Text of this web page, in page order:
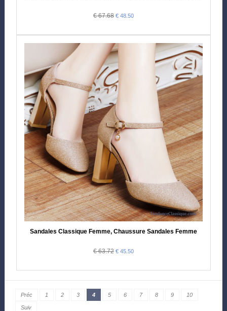
€ 67.68 € 48.50
Sandales Classique Femme, Chaussure Sandales Femme
€ 63.72 € 45.50
Préc 1 2 3 4 5 6 7 8 9 10
Suiv